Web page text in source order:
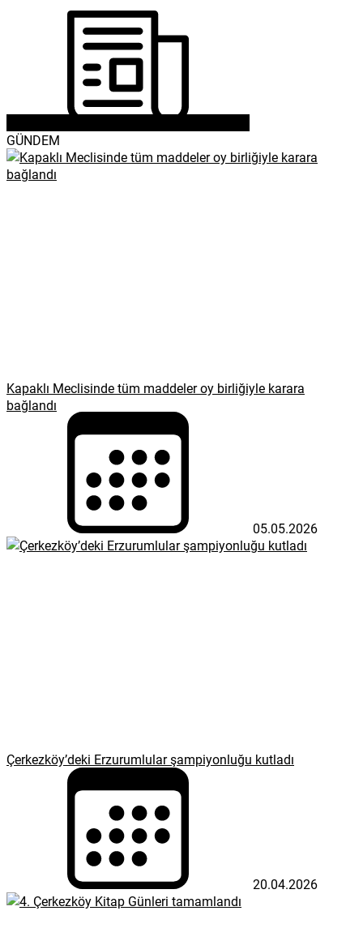
GÜNDEM
Kapaklı Meclisinde tüm maddeler oy birliğiyle karara
bağlandı
05.05.2026
Çerkezköy’deki Erzurumlular şampiyonluğu kutladı
20.04.2026